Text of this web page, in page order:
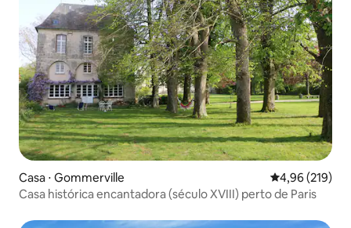
Casa ⋅ Gommerville 4,96 de uma
4,96 (219)
Casa histórica encantadora (século XVIII) perto de Paris